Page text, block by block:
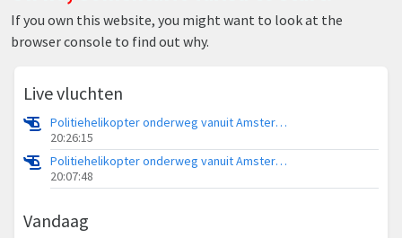
If you own this website, you might want to look at the
browser console to find out why.
Live vluchten
Politiehelikopter onderweg vanuit Amsterdam Vliegveld Schiphol
20:26:15
Politiehelikopter onderweg vanuit Amsterdam Vliegveld Schiphol
20:07:48
Vandaag